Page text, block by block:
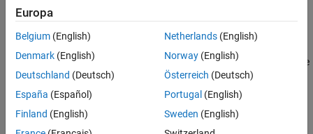
Funzioni supportate per la generazione di
codice
Creazione di eseguibili accelerati
Verificare gli algoritmi in virgola fissa per l'accelerazione del codice
How useful was this information?
Europa
Belgium (English)
Denmark (English)
Deutschland (Deutsch)
España (Español)
Finland (English)
Netherlands(English)
Norway(English)
Österreich (Deutsch)
Portugal (English)
Sweden (English)